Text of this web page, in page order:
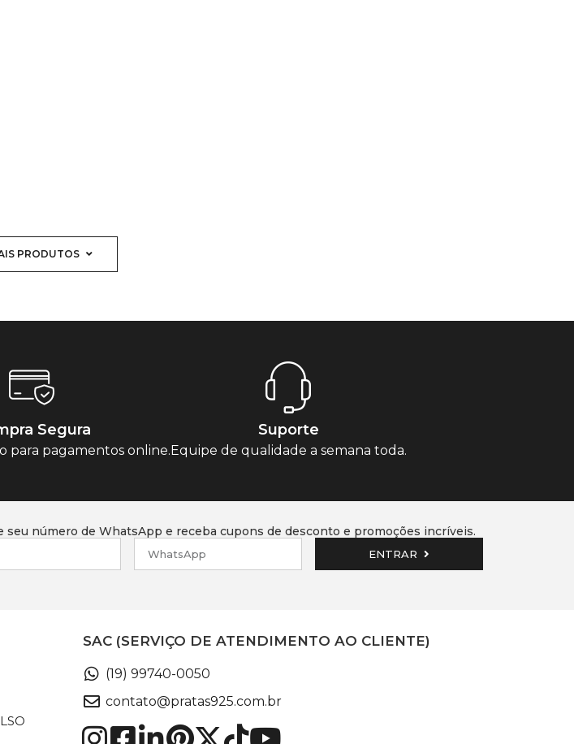
PRODUTOS
Segura
para pagamentos online.
Suporte
Equipe de qualidade a semana toda.
seu número de WhatsApp e receba cupons de desconto e promoções incríveis.
ENTRAR
SAC (SERVIÇO DE ATENDIMENTO AO CLIENTE)
(19) 99740-0050
contato@pratas925.com.br